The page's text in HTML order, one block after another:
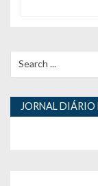
ã
o
d
for:
JORNAL